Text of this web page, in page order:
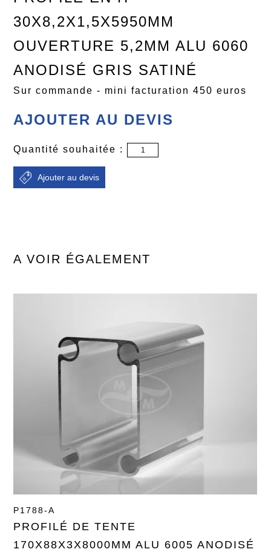
30X8,2X1,5X5950MM
OUVERTURE 5,2MM ALU 6060
ANODISÉ GRIS SATINÉ
Sur commande - mini facturation 450 euros
AJOUTER AU DEVIS
Quantité souhaitée :
A VOIR ÉGALEMENT
P1788-A
PROFILÉ DE TENTE
170X88X3X8000MM ALU 6005 ANODISÉ